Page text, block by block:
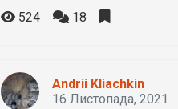
524
18
Andrii Kliachkin
16 Листопада, 2021